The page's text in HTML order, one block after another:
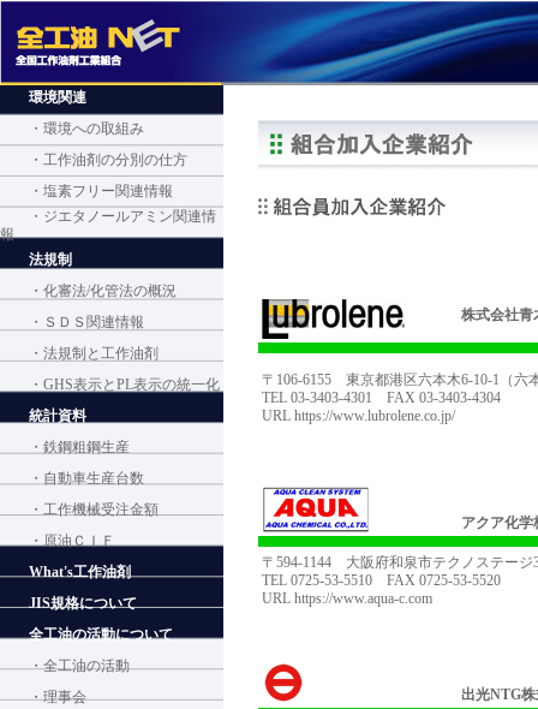
株式会社青
〒106-6155 東京都港区六本木6-10-1（六
TEL 03-3403-4301 FAX 03-3403-4304
URL https://www.lubrolene.co.jp/
アクア化学
〒594-1144 大阪府和泉市テクノステージ
TEL 0725-53-5510 FAX 0725-53-5520
URL https://www.aqua-c.com
出光NTG
環境関連
・環境への取組み
・工作油剤の分別の仕方
・塩素フリー関連情報
・ジエタノールアミン関連情
報
法規制
・化審法/化管法の概況
・ＳＤＳ関連情報
・法規制と工作油剤
・GHS表示とPL表示の統一化
統計資料
・鉄鋼粗鋼生産
・自動車生産台数
・工作機械受注金額
・原油ＣＩＦ
What's工作油剤
JIS規格について
全工油の活動について
・全工油の活動
・理事会